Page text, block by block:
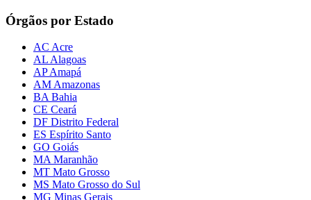
Órgãos por Estado
AC Acre
AL Alagoas
AP Amapá
AM Amazonas
BA Bahia
CE Ceará
DF Distrito Federal
ES Espírito Santo
GO Goiás
MA Maranhão
MT Mato Grosso
MS Mato Grosso do Sul
MG Minas Gerais